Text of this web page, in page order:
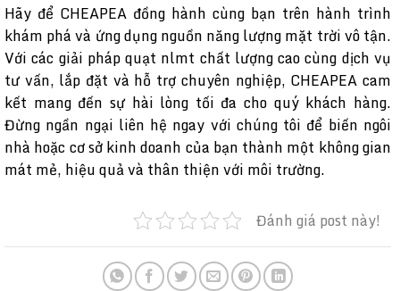
Hãy để CHEAPEA đồng hành cùng bạn trên hành trình
khám phá và ứng dụng nguồn năng lượng mặt trời vô tận.
Với các giải pháp quạt nlmt chất lượng cao cùng dịch vụ
tư vấn, lắp đặt và hỗ trợ chuyên nghiệp, CHEAPEA cam
kết mang đến sự hài lòng tối đa cho quý khách hàng.
Đừng ngần ngại liên hệ ngay với chúng tôi để biến ngôi
nhà hoặc cơ sở kinh doanh của bạn thành một không gian
mát mẻ, hiệu quả và thân thiện với môi trường.
Đánh giá post này!